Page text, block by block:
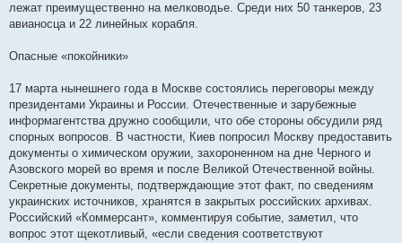
лежат преимущественно на мелководье. Среди них 50 танкеров, 23
авианосца и 22 линейных корабля.
Опасные «покойники»
17 марта нынешнего года в Москве состоялись переговоры между
президентами Украины и России. Отечественные и зарубежные
информагентства дружно сообщили, что обе стороны обсудили ряд
спорных вопросов. В частности, Киев попросил Москву предоставить
документы о химическом оружии, захороненном на дне Черного и
Азовского морей во время и после Великой Отечественной войны.
Секретные документы, подтверждающие этот факт, по сведениям
украинских источников, хранятся в закрытых российских архивах.
Российский «Коммерсант», комментируя событие, заметил, что
вопрос этот щекотливый, «если сведения соответствуют